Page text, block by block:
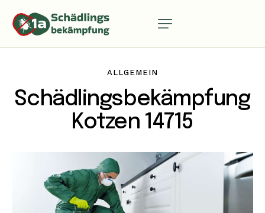
ALLGEMEIN
Schädlingsbekämpfung
Kotzen 14715